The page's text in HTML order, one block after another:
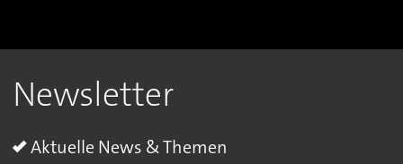
Newsletter
Aktuelle News & Themen